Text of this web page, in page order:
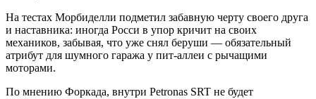
На тестах Морбиделли подметил забавную черту своего друга
и наставника: иногда Росси в упор кричит на своих
механиков, забывая, что уже снял беруши — обязательный
атрибут для шумного гаража у пит-аллеи с рычащими
моторами.
По мнению Форкада, внутри Petronas SRT не будет